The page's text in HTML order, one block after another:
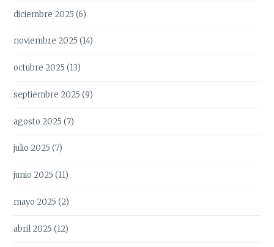
diciembre 2025 (6)
noviembre 2025 (14)
octubre 2025 (13)
septiembre 2025 (9)
agosto 2025 (7)
julio 2025 (7)
junio 2025 (11)
mayo 2025 (2)
abril 2025 (12)